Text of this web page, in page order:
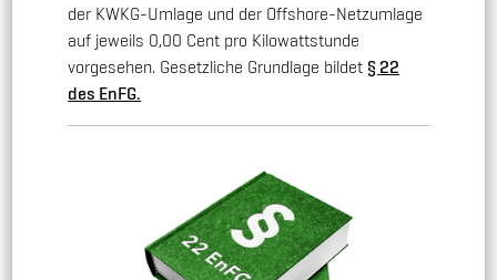
der KWKG-Umlage und der Offshore-Netzumlage
auf jeweils 0,00 Cent pro Kilowattstunde
vorgesehen. Gesetzliche Grundlage bildet § 22
des EnFG.